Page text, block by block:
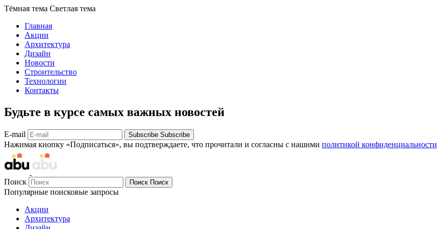
Тёмная тема Светлая тема
Главная
Акции
Архитектура
Дизайн
Новости
Строительство
Технологии
Контакты
Будьте в курсе самых важных новостей
E-mail Subscribe Subscribe
Нажимая кнопку «Подписаться», вы подтверждаете, что прочитали и согласны с нашими политикой конфиденциальности
Поиск Поиск Поиск
Популярные поисковые запросы
Акции
Архитектура